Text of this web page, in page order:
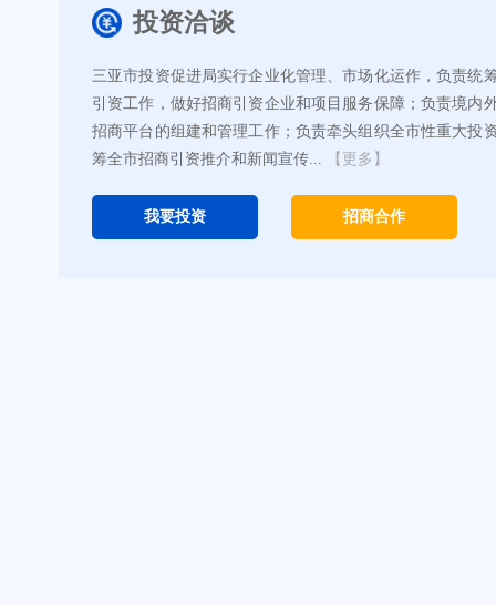
投资洽谈
三亚市投资促进局实行企业化管理、市场化运作，负责统
引资工作，做好招商引资企业和项目服务保障；负责境内
招商平台的组建和管理工作；负责牵头组织全市性重大投
筹全市招商引资推介和新闻宣传...
【更多】
我要投资 招商合作